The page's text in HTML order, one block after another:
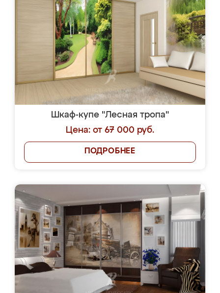
Шкаф-купе "Лесная тропа"
Цена: от 67 000 руб.
ПОДРОБНЕЕ